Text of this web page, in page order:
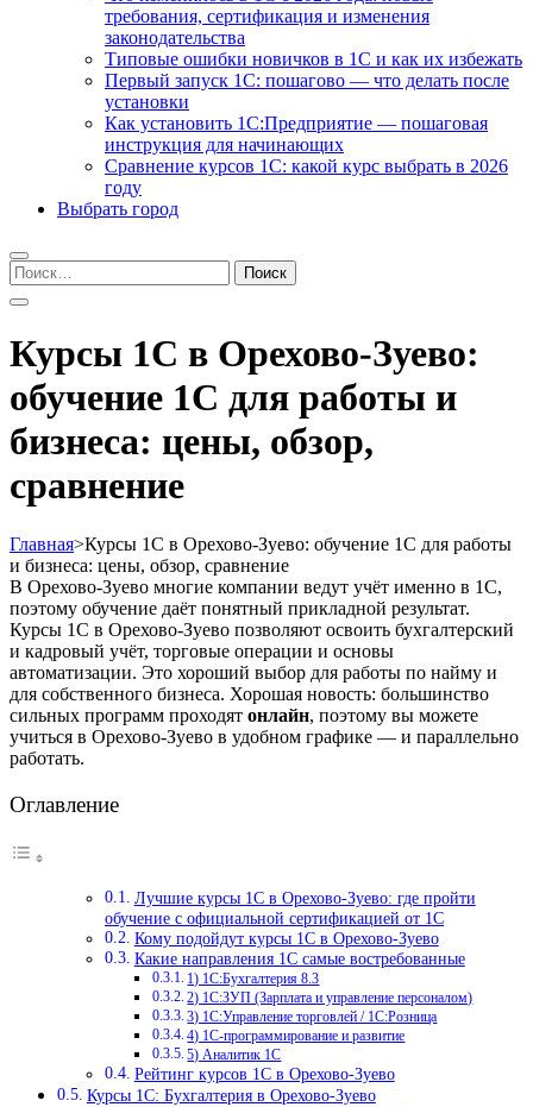
требования, сертификация и изменения
законодательства
Типовые ошибки новичков в 1С и как их избежать
Первый запуск 1С: пошагово — что делать после
установки
Как установить 1С:Предприятие — пошаговая
инструкция для начинающих
Сравнение курсов 1С: какой курс выбрать в 2026
году
Выбрать город
Найти:
Курсы 1С в Орехово-Зуево:
обучение 1С для работы и
бизнеса: цены, обзор,
сравнение
Главная>Курсы 1С в Орехово-Зуево: обучение 1С для работы
и бизнеса: цены, обзор, сравнение
В Орехово-Зуево многие компании ведут учёт именно в 1С,
поэтому обучение даёт понятный прикладной результат.
Курсы 1С в Орехово-Зуево позволяют освоить бухгалтерский
и кадровый учёт, торговые операции и основы
автоматизации. Это хороший выбор для работы по найму и
для собственного бизнеса. Хорошая новость: большинство
сильных программ проходят онлайн, поэтому вы можете
учиться в Орехово-Зуево в удобном графике — и параллельно
работать.
Оглавление
Лучшие курсы 1С в Орехово-Зуево: где пройти
обучение с официальной сертификацией от 1С
Кому подойдут курсы 1С в Орехово-Зуево
Какие направления 1С самые востребованные
1) 1С:Бухгалтерия 8.3
2) 1С:ЗУП (Зарплата и управление персоналом)
3) 1С:Управление торговлей / 1С:Розница
4) 1С-программирование и развитие
5) Аналитик 1С
Рейтинг курсов 1С в Орехово-Зуево
Курсы 1С: Бухгалтерия в Орехово-Зуево